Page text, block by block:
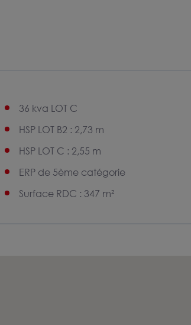
36 kva LOT C
HSP LOT B2 : 2,73 m
HSP LOT C : 2,55 m
ERP de 5ème catégorie
Surface RDC : 347 m²